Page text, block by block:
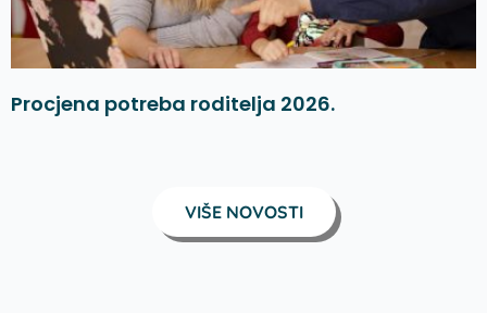
Procjena potreba roditelja 2026.
VIŠE NOVOSTI